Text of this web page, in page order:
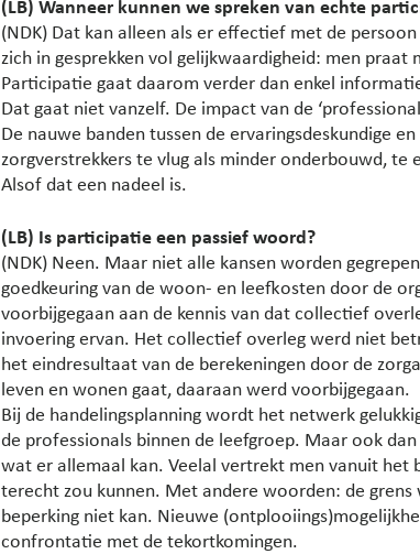
(LB) Wanneer kunnen we spreken van echte
(NDK) Dat kan alleen als er effectief met de
zich in gesprekken vol gelijkwaardigheid: men
Participatie gaat daarom verder dan enkel
Dat gaat niet vanzelf. De impact van de
De nauwe banden tussen de ervaringsdeskundige
zorgverstrekkers te vlug als minder onderbouwd,
Alsof dat een nadeel is.
(LB) Is participatie een passief woord?
(NDK) Neen. Maar niet alle kansen worden
goedkeuring van de woon- en leefkosten door de
voorbijgegaan aan de kennis van dat collectief
invoering ervan. Het collectief overleg werd niet
het eindresultaat van de berekeningen door de
leven en wonen gaat, daaraan werd voorbijgegaan.
Bij de handelingsplanning wordt het netwerk
de professionals binnen de leefgroep. Maar ook
wat er allemaal kan. Veelal vertrekt men vanuit het
terecht zou kunnen. Met andere woorden: de
beperking niet kan. Nieuwe
confrontatie met de tekortkomingen.